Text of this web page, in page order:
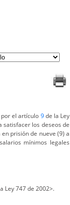
el artículo 9de la Ley
satisfacer los deseos de
prisión de nueve (9) a
mínimos legales
Ley 747 de 2002>.